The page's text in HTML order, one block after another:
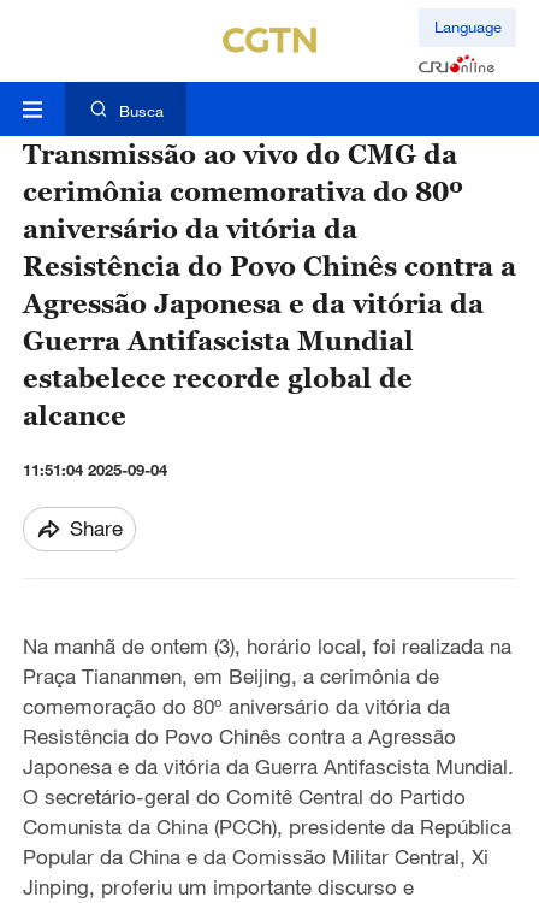
Language
Busca
Transmissão ao vivo do CMG da
cerimônia comemorativa do 80º
aniversário da vitória da
Resistência do Povo Chinês contra a
Agressão Japonesa e da vitória da
Guerra Antifascista Mundial
estabelece recorde global de
alcance
11:51:04 2025-09-04
Share
Na manhã de ontem (3), horário local, foi realizada na
Praça Tiananmen, em Beijing, a cerimônia de
comemoração do 80º aniversário da vitória da
Resistência do Povo Chinês contra a Agressão
Japonesa e da vitória da Guerra Antifascista Mundial.
O secretário-geral do Comitê Central do Partido
Comunista da China (PCCh), presidente da República
Popular da China e da Comissão Militar Central, Xi
Jinping, proferiu um importante discurso e